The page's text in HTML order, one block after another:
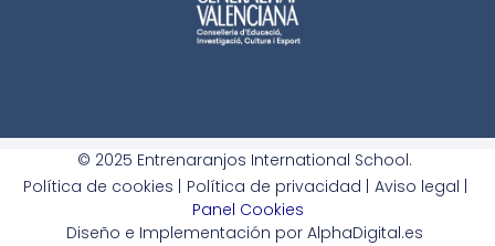
© 2025 Entrenaranjos International School.
Política de cookies |
Política de privacidad |
Aviso legal |
Panel Cookies
Diseño e Implementación por AlphaDigital.es